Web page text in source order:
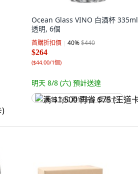
Ocean Glass VINO 白酒杯 335ml
透明, 6個
首購折扣價 40%$440
$264
($44.00/1個)
明天 8/8 (六) 預計送達
满 $1,500 再省 $75 (王道卡)